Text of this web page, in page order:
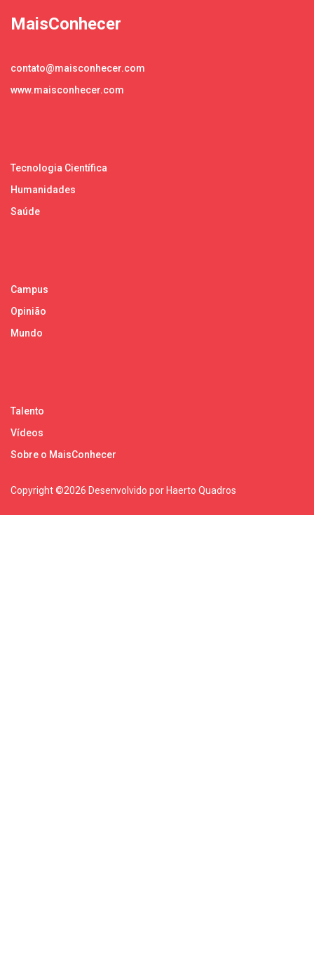
MaisConhecer
contato@maisconhecer.com
www.maisconhecer.com
Tecnologia Científica
Humanidades
Saúde
Campus
Opinião
Mundo
Talento
Vídeos
Sobre o MaisConhecer
Copyright ©2026 Desenvolvido por Haerto Quadros